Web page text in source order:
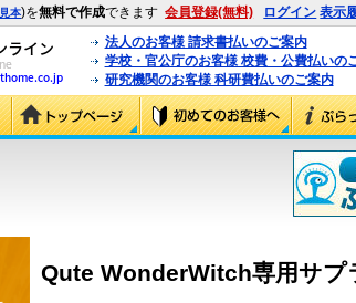
見本)を無料で作成できます 会員登録(無料) ログイン 表示
法人のお客様 請求書払いのご案内
学校・官公庁のお客様 校費・公費払いの
研究機関のお客様 科研費払いのご案内
Qute WonderWitch専用サ